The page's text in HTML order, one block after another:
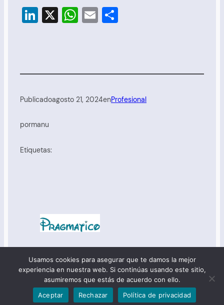
LinkedIn
X WhatsApp
Email
Publicadoagosto 21, 2024enProfesional
pormanu
Etiquetas:
lector::opina::comprende::política de privacidad::
política de cookies ::aviso legal::Pragmatico.es::
Usamos cookies para asegurar que te damos la mejor
experiencia en nuestra web. Si continúas usando este sitio,
asumiremos que estás de acuerdo con ello.
Aceptar
Rechazar Política de privacidad